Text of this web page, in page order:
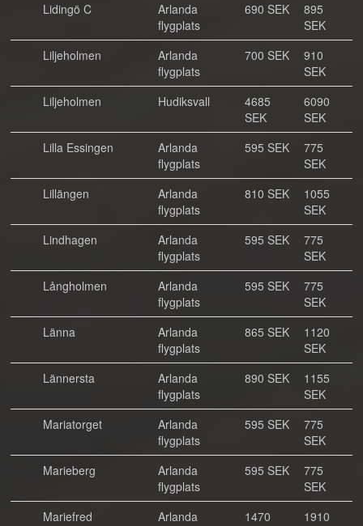
Lidingö C
Arlanda
flygplats
690 SEK
895
SEK
Liljeholmen
Arlanda
flygplats
700 SEK
910
SEK
Liljeholmen
Hudiksvall
4685
SEK
6090
SEK
Lilla Essingen
Arlanda
flygplats
595 SEK
775
SEK
Lillängen
Arlanda
flygplats
810 SEK
1055
SEK
Lindhagen
Arlanda
flygplats
595 SEK
775
SEK
Långholmen
Arlanda
flygplats
595 SEK
775
SEK
Länna
Arlanda
flygplats
865 SEK
1120
SEK
Lännersta
Arlanda
flygplats
890 SEK
1155
SEK
Mariatorget
Arlanda
flygplats
595 SEK
775
SEK
Marieberg
Arlanda
flygplats
595 SEK
775
SEK
Mariefred
Arlanda
1470
1910